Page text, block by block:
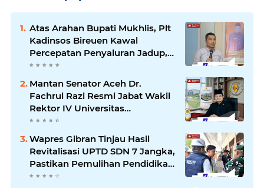
Atas Arahan Bupati Mukhlis, Plt
Kadinsos Bireuen Kawal
Percepatan Penyaluran Jadup,
Intens Berkoordinasi dengan
Mantan Senator Aceh Dr.
Fachrul Razi Resmi Jabat Wakil
Rektor IV Universitas
Kartamulia Purwakarta
Wapres Gibran Tinjau Hasil
Revitalisasi UPTD SDN 7 Jangka,
Pastikan Pemulihan Pendidikan
Pascabencana Berjalan Optimal